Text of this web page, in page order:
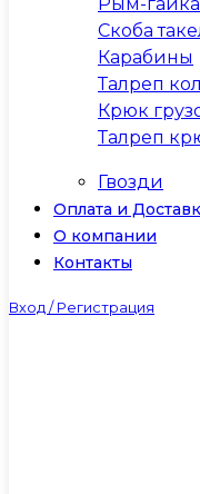
Скоба
Карабины
Талреп
Крюк
Талреп
Гвозди
Оплата и
О компании
Контакты
Вход / Регистрация